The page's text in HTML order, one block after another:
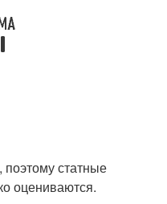
Прически в китае
статные
оцениваются.